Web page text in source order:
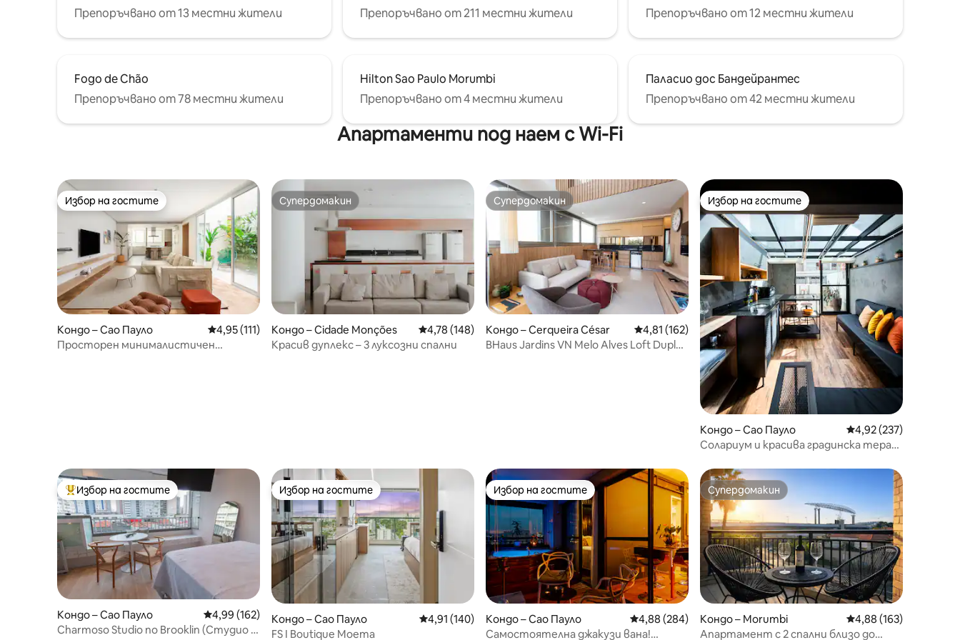
Препоръчвано от 13 местни жители
Препоръчвано от 211 местни жители
Препоръчвано от 12 местни жители
Fogo de Chão
Препоръчвано от 78 местни жители
Hilton Sao Paulo Morumbi
Препоръчвано от 4 местни жители
Паласио дос Бандейрантес
Препоръчвано от 42 местни жители
Апартаменти под наем с Wi-Fi
Избор на гостите
Избор на гостите
Кондо – Сао Пауло Средна оценка: 4,95 от 5, 111 отзива
4,95 (111)
Просторен минималистичен
Супердомакин
Супердомакин
Кондо – Cidade Monções Средна оценка: 4,78 от 5, 148 отзива
4,78 (148)
Красив дуплекс – 3 луксозни спални
Супердомакин
Супердомакин
Кондо – Cerqueira César Средна оценка: 4,81 от 5, 162 отзива
4,81 (162)
BHaus Jardins VN Melo Alves Loft Duplex
Избор на гостите
Избор на гостите
Кондо – Сао Пауло Средна оценка: 4,92
4,92 (237)
Солариум и красива градинска тераса
Най-популярен избор на гостите
Избор на гостите
Кондо – Сао Пауло Средна оценка: 4,99 от 5, 162 отзива
4,99 (162)
Charmoso Studio no Brooklin (Студио в
Избор на гостите
Избор на гостите
Кондо – Сао Пауло Средна оценка: 4,91 от 5, 140 отзива
4,91 (140)
FS I Boutique Moema
Избор на гостите
Избор на гостите
Кондо – Сао Пауло Средна оценка: 4,88 от 5, 284 отзива
4,88 (284)
Самостоятелна джакузи вана!
Супердомакин
Супердомакин
Кондо – Morumbi Средна оценка: 4,88
4,88 (163)
Апартамент с 2 спални близо до